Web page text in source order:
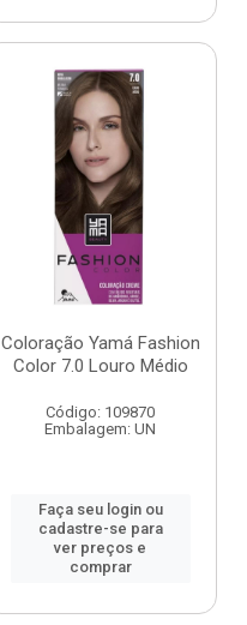
Coloração Yamá Fashion
Color 7.0 Louro Médio
Código: 109870
Embalagem: UN
Faça seu login ou
cadastre-se para
ver preços e
comprar